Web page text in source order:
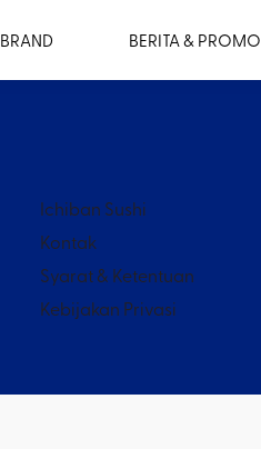
BRAND BERITA & PROMO
Ichiban Sushi
Kontak
Syarat & Ketentuan
Kebijakan Privasi